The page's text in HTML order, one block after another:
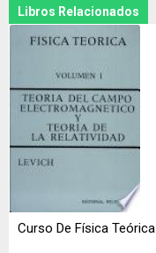
Libros Relacionados
Curso De Física Teórica